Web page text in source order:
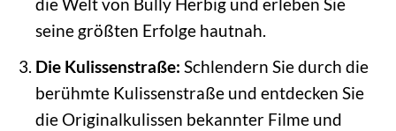
seine größten Erfolge hautnah.
Die Kulissenstraße: Schlendern Sie durch die
berühmte Kulissenstraße und entdecken Sie
die Originalkulissen bekannter Filme und